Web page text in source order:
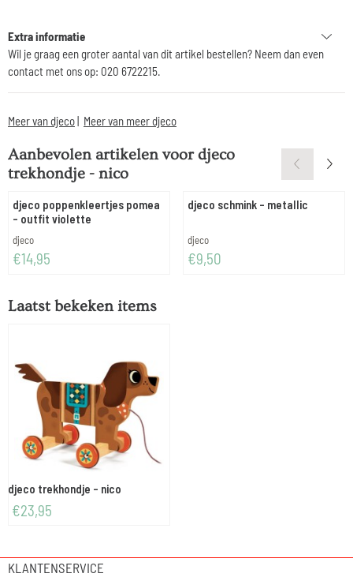
Extra informatie
Wil je graag een groter aantal van dit artikel bestellen? Neem dan even
contact met ons op: 020 6722215.
Meer van djeco| Meer van meer djeco
Aanbevolen artikelen voordjeco
trekhondje - nico
djeco poppenkleertjes pomea
- outfit violette
Merk:
djeco
Prijs: 14,95
€14,95
djeco schmink - metallic
Merk:
djeco
Prijs: 9,50
€9,50
Laatst bekeken items
djeco trekhondje - nico
€23,95
KLANTENSERVICE